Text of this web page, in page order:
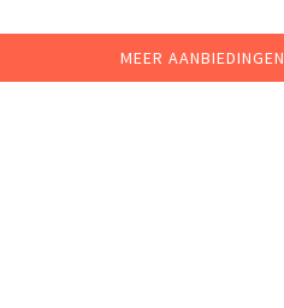
MEER AANBIEDINGEN